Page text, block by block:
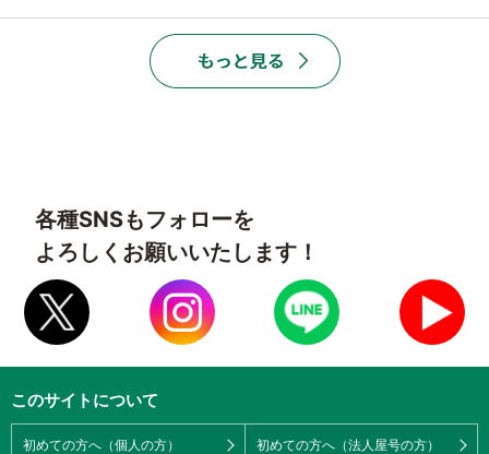
各種SNSもフォローを
よろしくお願いいたします！
このサイトについて
初めての方へ（個人の方） 初めての方へ（法人屋号の方）